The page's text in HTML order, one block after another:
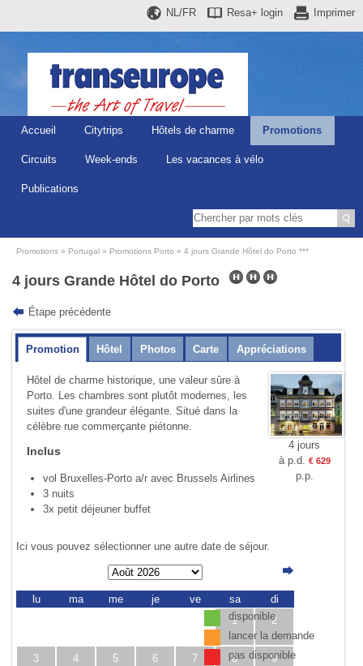
Imprimer
Resa+ login
NL/FR
Accueil Citytrips Hôtels de charme Promotions
Circuits Week-ends Les vacances à vélo
Publications
Promotions Portugal Promotions Porto 4 jours Grande Hôtel do Porto ***
4 jours Grande Hôtel do Porto
Étape précédente
Promotion Hôtel Photos Carte Appréciations
Hôtel de charme historique, une valeur sûre à
Porto. Les chambres sont plutôt modernes, les
suites d'une grandeur élégante. Situé dans la
célèbre rue commerçante piétonne.
Inclus
vol Bruxelles-Porto a/r avec Brussels Airlines
3 nuits
3x petit déjeuner buffet
4 jours
à p.d.
€ 629
p.p.
Ici vous pouvez sélectionner une autre date de séjour.
lu ma me je ve sa
di
1
2
3 4 5 6 7 8 9
disponible
lancer la demande
pas disponible